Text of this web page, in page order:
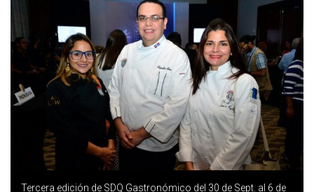
Tercera edición de SDQ Gastronómico del 30 de Sept. al 6 de